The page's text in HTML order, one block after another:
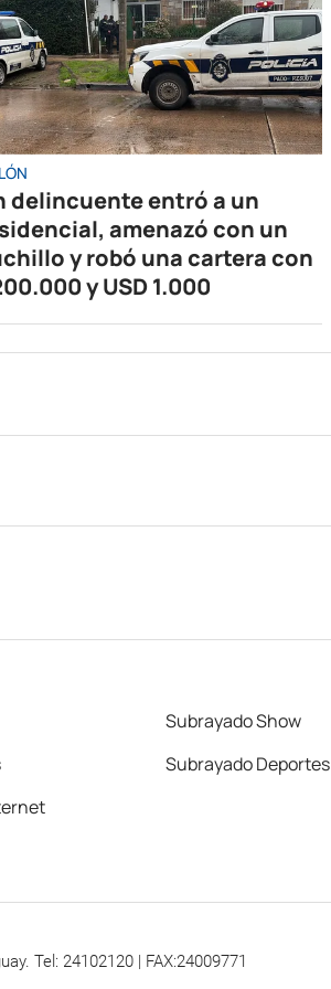
delincuente entró a un
amenazó con un
y robó una cartera con
y USD 1.000
Subrayado Show
Subrayado Deportes
Tel: 24102120 | FAX:24009771